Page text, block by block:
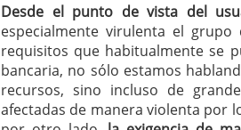
Desde el punto de vista del
especialmente virulenta el
requisitos que habitualmente se
bancaria, no sólo estamos
recursos, sino incluso de
afectadas de manera violenta por